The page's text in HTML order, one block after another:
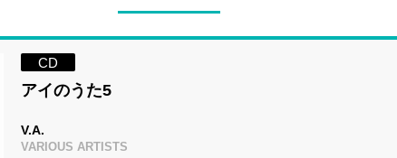
CD
アイのうた5
V.A.
VARIOUS ARTISTS